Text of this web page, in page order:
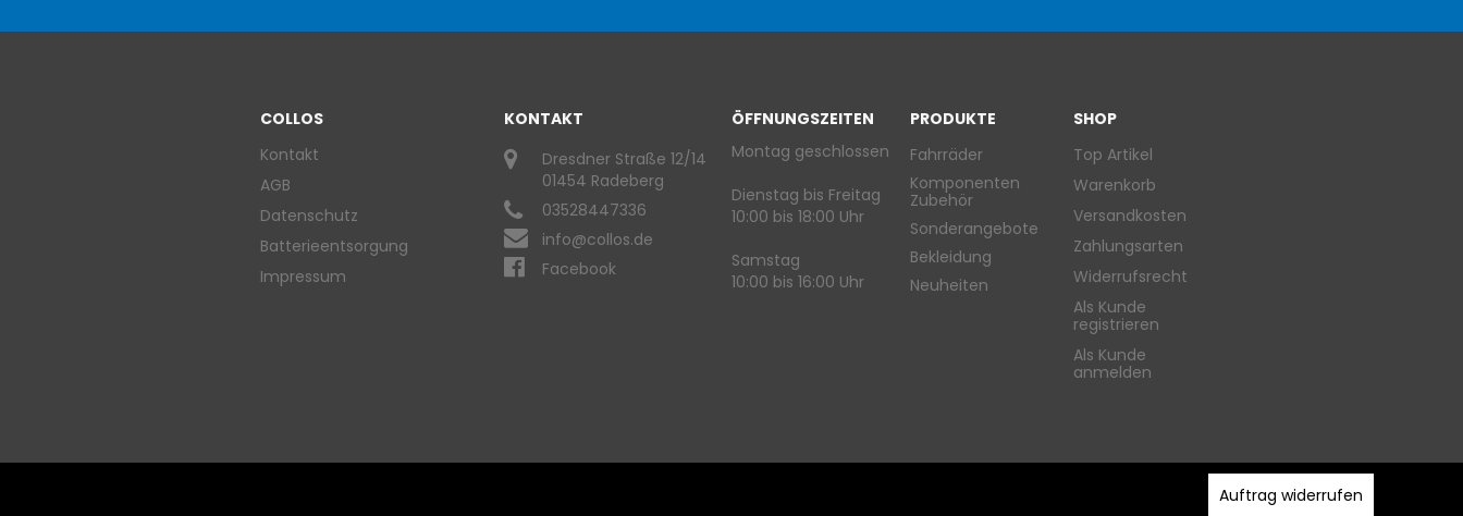
COLLOS
Kontakt
AGB
Datenschutz
Batterieentsorgung
Impressum
KONTAKT
Dresdner Straße 12/14
01454 Radeberg
03528447336
info@collos.de
Facebook
ÖFFNUNGSZEITEN
Montag geschlossen
Dienstag bis Freitag
10:00 bis 18:00 Uhr
Samstag
10:00 bis 16:00 Uhr
PRODUKTE
Fahrräder
Komponenten
Zubehör
Sonderangebote
Bekleidung
Neuheiten
SHOP
Top Artikel
Warenkorb
Versandkosten
Zahlungsarten
Widerrufsrecht
Als Kunde
registrieren
Als Kunde
anmelden
Auftrag widerrufen